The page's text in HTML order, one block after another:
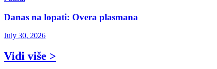
Danas na lopati: Overa plasmana
July 30, 2026
Vidi više >